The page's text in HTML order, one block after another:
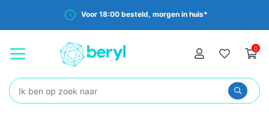
Voor 18:00 besteld, morgen in huis*
0
Zoeken: